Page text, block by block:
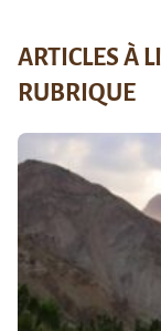
ARTICLES À
RUBRIQUE